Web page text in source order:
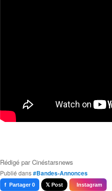
Rédigé parCinéstarsnews
Publié dans#Bandes-Annonces
f Partager 0 𝕏 Post Instagram